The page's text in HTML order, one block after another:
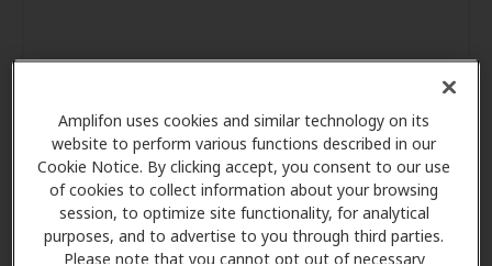
Amplifon uses cookies and similar technology on its
website to perform various functions described in our
Cookie Notice. By clicking accept, you consent to our use
of cookies to collect information about your browsing
session, to optimize site functionality, for analytical
purposes, and to advertise to you through third parties.
Please note that you cannot opt out of necessary